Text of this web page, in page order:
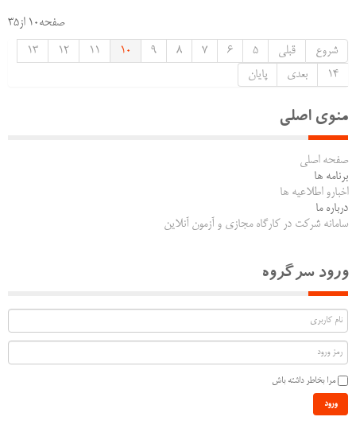
صفحه10 از35
شروع
قبلی 5
6
7
8
9
10
11
12
13
14
بعدی پایان
منوی اصلی
صفحه اصلی
برنامه ها
اخبارو اطلاعیه ها
درباره ما
سامانه شرکت در کارگاه مجازی و آزمون آنلاین
ورود سرگروه
مرا بخاطر داشته باش
ورود